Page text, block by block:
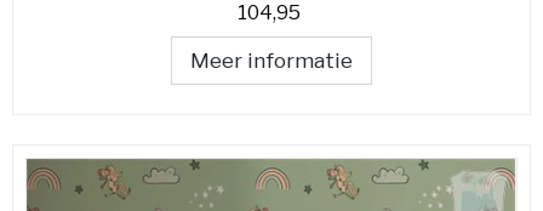
104,95
Meer informatie